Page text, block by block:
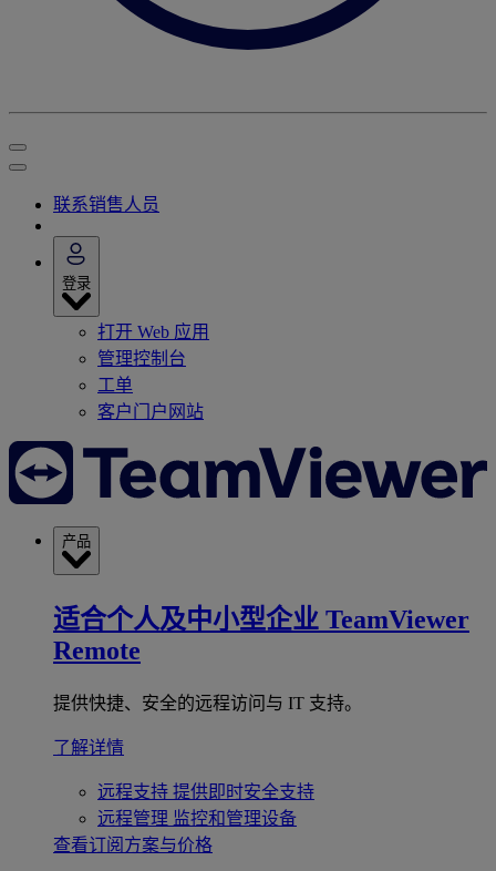
联系销售人员
登录
打开 Web 应用
管理控制台
工单
客户门户网站
产品
适合个人及中小型企业 TeamViewer
Remote
提供快捷、安全的远程访问与 IT 支持。
了解详情
远程支持 提供即时安全支持
远程管理 监控和管理设备
查看订阅方案与价格